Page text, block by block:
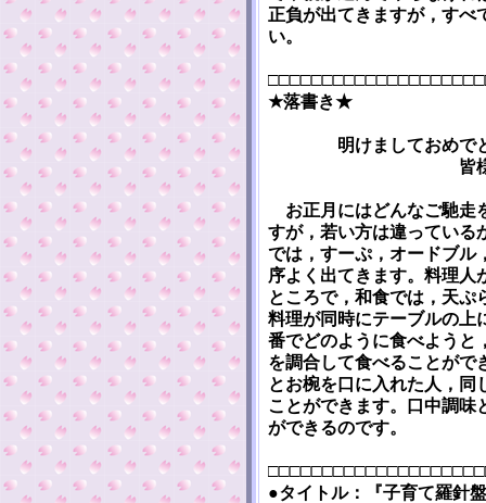
正負が出てきますが，すべ
い。
★落書き★
明けましておめでと
皆様のご多幸を
お正月にはどんなご馳走
すが，若い方は違っている
では，すーぷ，オードブル
序よく出てきます。料理人
ところで，和食では，天ぷ
料理が同時にテーブルの上
番でどのように食べようと
を調合して食べることがで
とお椀を口に入れた人，同
ことができます。口中調味
ができるのです。
●タイトル：『子育て羅針